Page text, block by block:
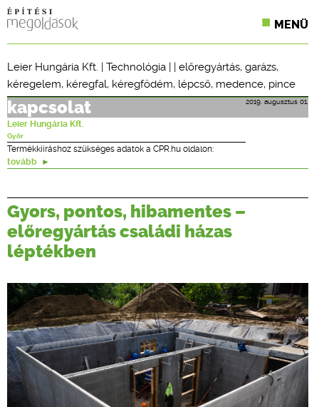
MENÜ
SZAKLAPOK
CPR TERMÉKKIÍRÁS
ÉPÍTÉSI JOG
TERVEZÉSI SEGÉDLETEK
Leier Hungária Kft. | Technológia | | előregyártás, garázs,
kéregelem, kéregfal, kéregfödém, lépcső, medence, pince
2019. augusztus 01.
kapcsolat
Leier Hungária Kft.
Győr
Termékkiíráshoz szükséges adatok a CPR.hu oldalon:
tovább
Gyors, pontos, hibamentes –
előregyártás családi házas
léptékben